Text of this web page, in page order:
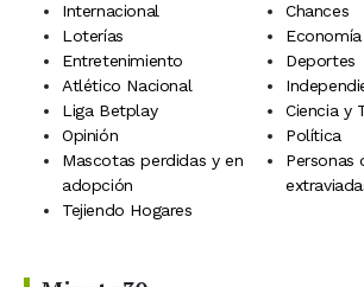
Internacional
Chances
Loterías
Economía
Entretenimiento
Deportes
Atlético Nacional
Liga Betplay
Ciencia y
Opinión
Política
Mascotas perdidas y en
adopción
Personas
Tejiendo Hogares